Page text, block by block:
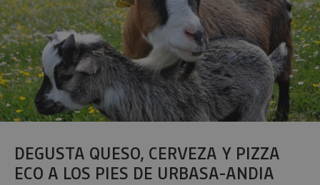
DEGUSTA QUESO, CERVEZA Y PIZZA
ECO A LOS PIES DE URBASA-ANDIA